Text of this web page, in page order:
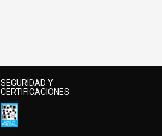
SEGURIDAD Y
CERTIFICACIONES